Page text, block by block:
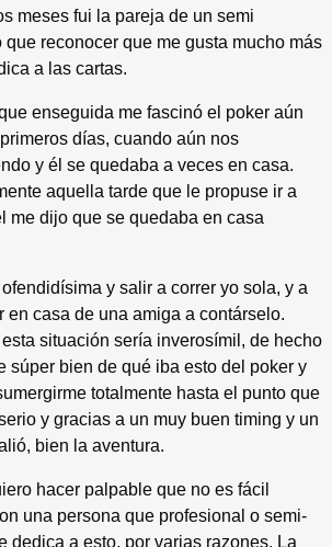
meses fui la pareja de un semi
que reconocer que me gusta mucho más
a las cartas.
enseguida me fascinó el poker aún
días, cuando aún nos
y él se quedaba a veces en casa.
aquella tarde que le propuse ir a
me dijo que se quedaba en casa
y salir a correr yo sola, y a
en casa de una amiga a contárselo.
situación sería inverosímil, de hecho
súper bien de qué iba esto del poker y
totalmente hasta el punto que
y gracias a un muy buen timing y un
bien la aventura.
hacer palpable que no es fácil
una persona que profesional o semi-
dedica a esto, por varias razones. La